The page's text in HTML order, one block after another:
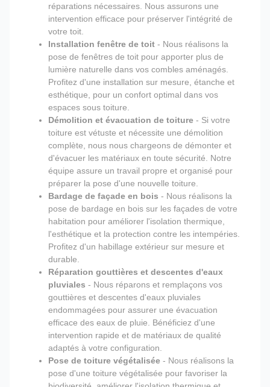
réparations nécessaires. Nous assurons une
intervention efficace pour préserver l'intégrité de
votre toit.
Installation fenêtre de toit - Nous réalisons la
pose de fenêtres de toit pour apporter plus de
lumière naturelle dans vos combles aménagés.
Profitez d'une installation sur mesure, étanche et
esthétique, pour un confort optimal dans vos
espaces sous toiture.
Démolition et évacuation de toiture - Si votre
toiture est vétuste et nécessite une démolition
complète, nous nous chargeons de démonter et
d'évacuer les matériaux en toute sécurité. Notre
équipe assure un travail propre et organisé pour
préparer la pose d'une nouvelle toiture.
Bardage de façade en bois - Nous réalisons la
pose de bardage en bois sur les façades de votre
habitation pour améliorer l'isolation thermique,
l'esthétique et la protection contre les intempéries.
Profitez d'un habillage extérieur sur mesure et
durable.
Réparation gouttières et descentes d'eaux
pluviales - Nous réparons et remplaçons vos
gouttières et descentes d'eaux pluviales
endommagées pour assurer une évacuation
efficace des eaux de pluie. Bénéficiez d'une
intervention rapide et de matériaux de qualité
adaptés à votre configuration.
Pose de toiture végétalisée - Nous réalisons la
pose d'une toiture végétalisée pour favoriser la